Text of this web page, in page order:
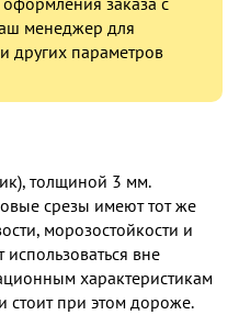
менеджер для
других параметров
толщиной 3 мм.
срезы имеют тот же
морозостойкости и
вне
характеристикам
стоит при этом дороже.